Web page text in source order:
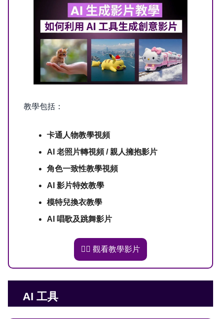
教學包括：
卡通人物教學視頻
AI 老照片轉視頻 / 親人擁抱影片
角色一致性教學視頻
AI 影片特效教學
模特兒換衣教學
AI 唱歌及跳舞影片
👉🏻 觀看教學影片
AI 工具